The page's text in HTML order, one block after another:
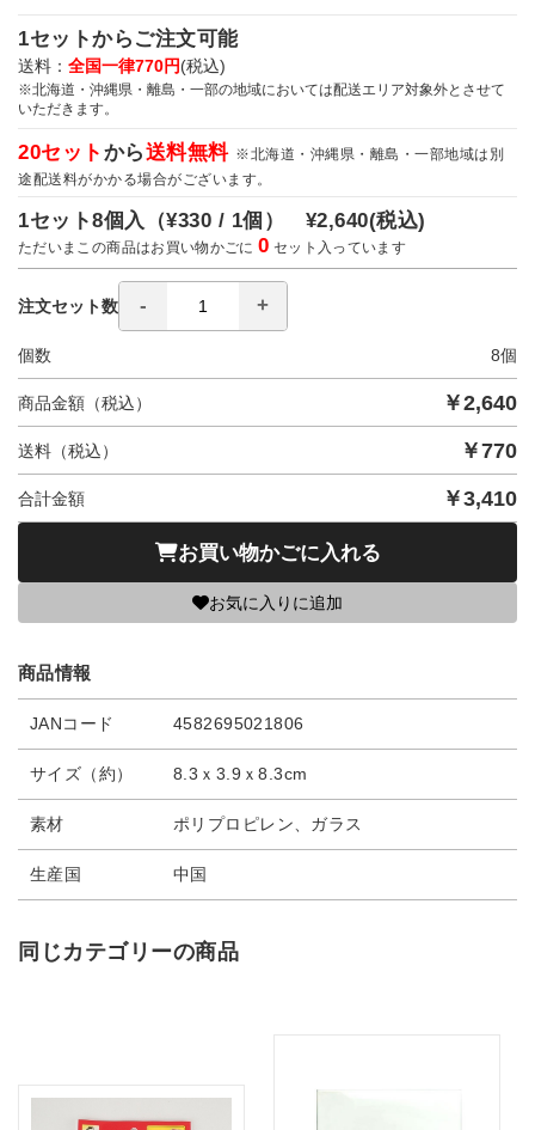
1セットからご注文可能
送料： 全国一律770円(税込)
※北海道・沖縄県・離島・一部の地域においては配送エリア対象外とさせて
いただきます。
20セット から送料無料 ※北海道・沖縄県・離島・一部地域は別
途配送料がかかる場合がございます。
1セット8個入（¥330 / 1個） ¥2,640(税込)
ただいまこの商品はお買い物かごに0 セット入っています
注文セット数
個数 8個
商品金額（税込） ￥2,640
送料（税込） ￥770
合計金額 ￥3,410
お買い物かごに入れる
お気に入りに追加
商品情報
JANコード 4582695021806
サイズ（約） 8.3ｘ3.9ｘ8.3cm
素材 ポリプロピレン、ガラス
生産国 中国
同じカテゴリーの商品